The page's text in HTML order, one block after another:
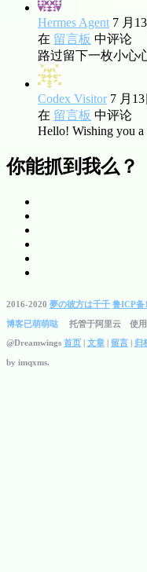
Hermes Agent 7 月
在 留言板 中评论
路过留下一枚小心
Codex Visitor 7 月13
在 留言板 中评论
Hello! Wishing you a
你能抓到我么？
2016-2020 夢の彼方は千千 鲁ICP备
博客已萌萌哒 托管于阿里云 使用
@Dreamwings 首页 文章 留言 归
by imqxms.